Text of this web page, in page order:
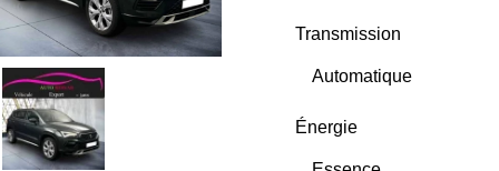
Transmission
Énergie